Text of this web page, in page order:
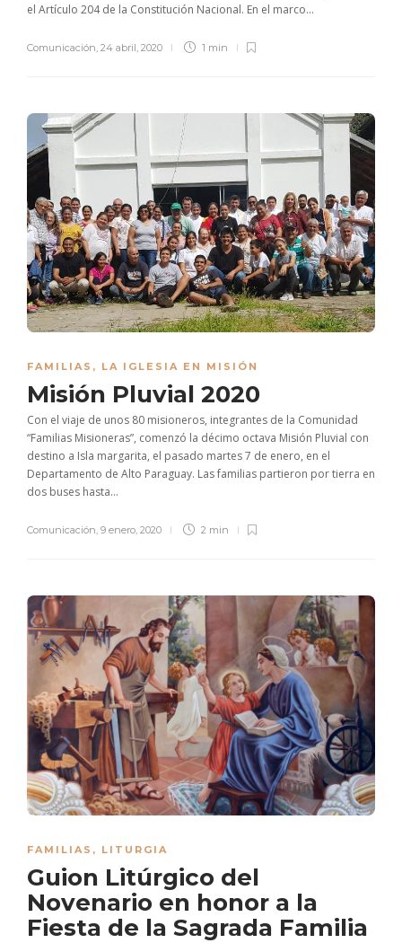
el Artículo 204 de la Constitución Nacional. En el marco...
Comunicación 24 abril, 2020 1 min
FAMILIAS , LA IGLESIA EN MISIÓN
Misión Pluvial 2020
Con el viaje de unos 80 misioneros, integrantes de la Comunidad
“Familias Misioneras”, comenzó la décimo octava Misión Pluvial con
destino a Isla margarita, el pasado martes 7 de enero, en el
Departamento de Alto Paraguay. Las familias partieron por tierra en
dos buses hasta...
Comunicación, 9 enero, 2020 2 min
FAMILIAS , LITURGIA
Guion Litúrgico del
Novenario en honor a la
Fiesta de la Sagrada Familia